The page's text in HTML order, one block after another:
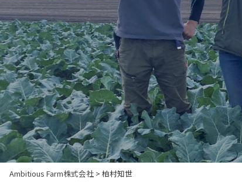
Ambitious Farm株式会社 > 柏村知世